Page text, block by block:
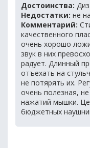
Достоинства:
Недостатки: не
Комментарий:
качественного
очень хорошо
звук в них
радует. Длинный
отъехать на
не потярять их.
очень полезная,
нажатий мышки.
бюджетных